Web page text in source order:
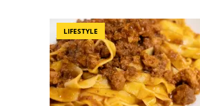
LIFESTYLE